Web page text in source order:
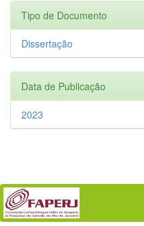
Tipo de Documento
Dissertação
Data de Publicação
2023